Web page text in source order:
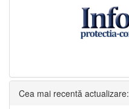
Cea mai recentă actualizare: